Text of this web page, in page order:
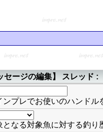
セージの編集】 スレッド
プレでお使いのハンドル
なる対象魚に対する釣り